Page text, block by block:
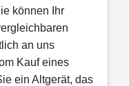
können Ihr
an uns
Kauf eines
ein Altgerät, das